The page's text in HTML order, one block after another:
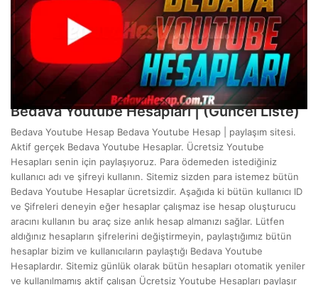
Mart 7, 2024
Bedava Youtube Hesapları | (Güncel Liste)
Bedava Youtube Hesap Bedava Youtube Hesap | paylaşım sitesi.
Aktif gerçek Bedava Youtube Hesaplar. Ücretsiz Youtube
Hesapları senin için paylaşıyoruz. Para ödemeden istediğiniz
kullanıcı adı ve şifreyi kullanın. Sitemiz sizden para istemez bütün
Bedava Youtube Hesaplar ücretsizdir. Aşağıda ki bütün kullanıcı ID
ve Şifreleri deneyin eğer hesaplar çalışmaz ise hesap oluşturucu
aracını kullanın bu araç size anlık hesap almanızı sağlar. Lütfen
aldığınız hesapların şifrelerini değiştirmeyin, paylaştığımız bütün
hesaplar bizim ve kullanıcıların paylaştığı Bedava Youtube
Hesaplardır. Sitemiz günlük olarak bütün hesapları otomatik yeniler
ve kullanılmamış aktif çalışan Ücretsiz Youtube Hesapları paylaşır